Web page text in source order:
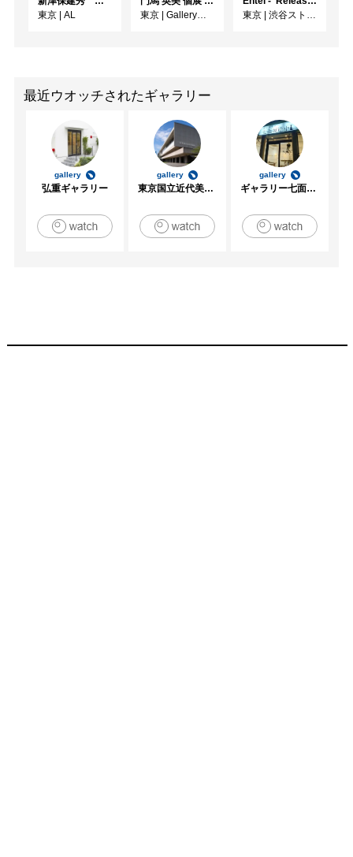
東京 | AL
東京 | Gallery子の星
東京 | 渋谷ストリームホール
最近ウオッチされたギャラリー
gallery
弘重ギャラリー
gallery
東京国立近代美術館
gallery
ギャラリー七面坂途中